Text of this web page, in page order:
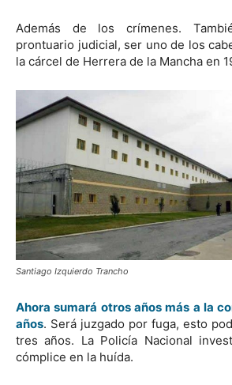
Además de los crímenes.
prontuario judicial, ser uno de los
la cárcel de Herrera de la Mancha en
Santiago Izquierdo Trancho
Ahora sumará otros años más a la
años. Será juzgado por fuga, esto
tres años. La Policía Nacional
cómplice en la huída.